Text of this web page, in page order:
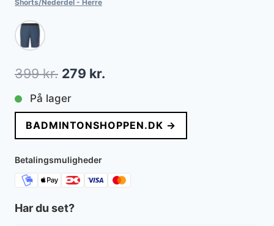
Shorts/Nederdel - Herre
399kr. Den
oprindelige
pris
var:
399 kr..
279 kr.
pris
er:
På lager
BADMINTONSHOPPEN.DK →
Betalingsmuligheder
Har du set?